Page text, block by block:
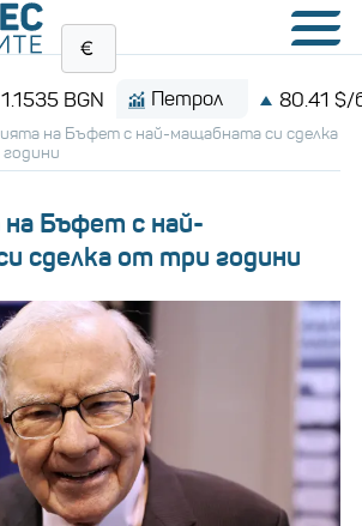
BGN Петрол 80.41 $/барел
на Бъфет с най-мащабната си сделка
Бъфет с най-
сделка от три години